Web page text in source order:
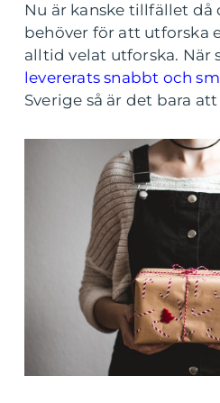
Nu är kanske tillfället
behöver för att utforska
alltid velat utforska. När
levererats snabbt och
Sverige så är det bara